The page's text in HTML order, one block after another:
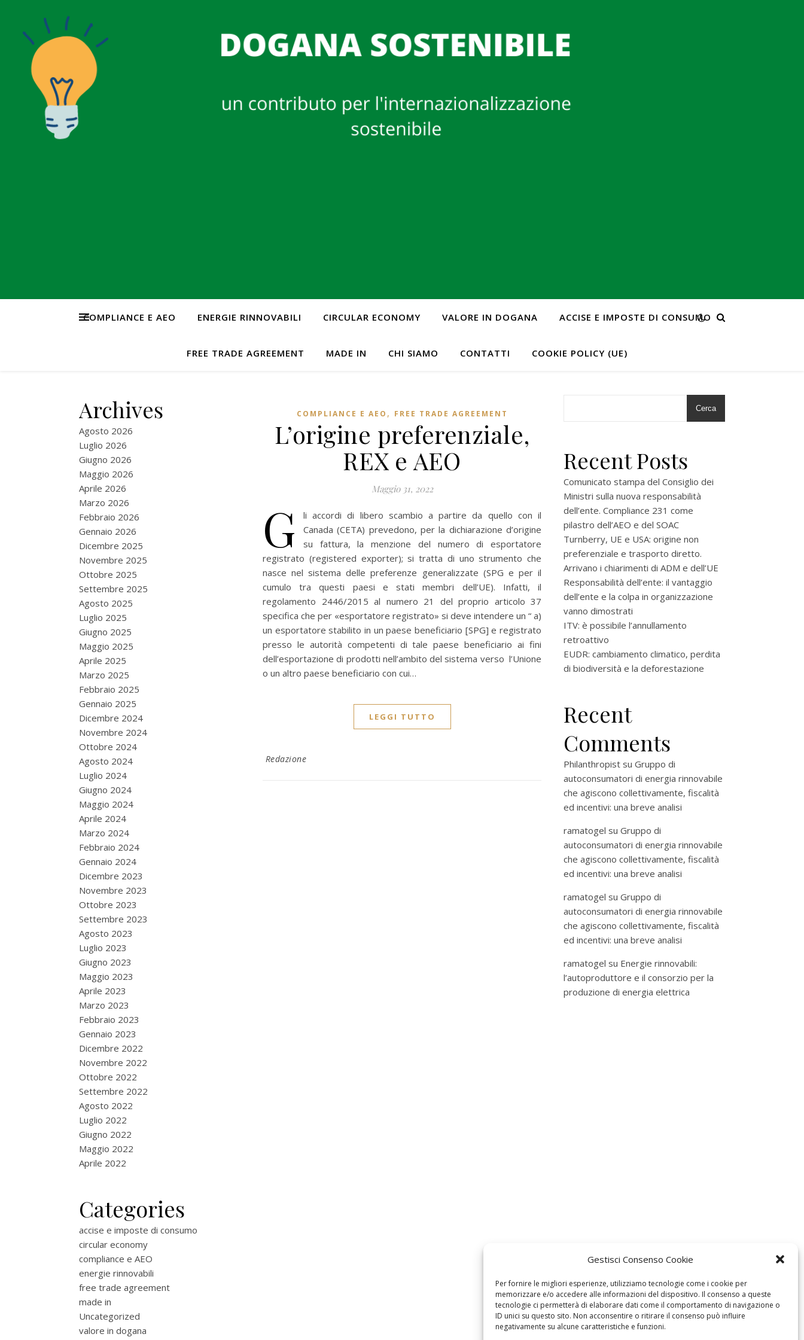
Gestisci Consenso Cookie
Per fornire le migliori esperienze, utilizziamo tecnologie come i cookie per
memorizzare e/o accedere alle informazioni del dispositivo. Il consenso a queste
tecnologie ci permetterà di elaborare dati come il comportamento di navigazione o
ID unici su questo sito. Non acconsentire o ritirare il consenso può influire
negativamente su alcune caratteristiche e funzioni.
COMPLIANCE E AEO ENERGIE RINNOVABILI CIRCULAR ECONOMY VALORE IN DOGANA ACCISE E IMPOSTE DI CONSUMO
FREE TRADE AGREEMENT MADE IN CHI SIAMO CONTATTI COOKIE POLICY (UE)
Archives
Agosto 2026
Luglio 2026
Giugno 2026
Maggio 2026
Aprile 2026
Marzo 2026
Febbraio 2026
Gennaio 2026
Dicembre 2025
Novembre 2025
Ottobre 2025
Settembre 2025
Agosto 2025
Luglio 2025
Giugno 2025
Maggio 2025
Aprile 2025
Marzo 2025
Febbraio 2025
Gennaio 2025
Dicembre 2024
Novembre 2024
Ottobre 2024
Agosto 2024
Luglio 2024
Giugno 2024
Maggio 2024
Aprile 2024
Marzo 2024
Febbraio 2024
Gennaio 2024
Dicembre 2023
Novembre 2023
Ottobre 2023
Settembre 2023
Agosto 2023
Luglio 2023
Giugno 2023
Maggio 2023
Aprile 2023
Marzo 2023
Febbraio 2023
Gennaio 2023
Dicembre 2022
Novembre 2022
Ottobre 2022
Settembre 2022
Agosto 2022
Luglio 2022
Giugno 2022
Maggio 2022
Aprile 2022
Categories
accise e imposte di consumo
circular economy
compliance e AEO
energie rinnovabili
free trade agreement
made in
Uncategorized
valore in dogana
COMPLIANCE E AEO , FREE TRADE AGREEMENT
L’origine preferenziale,
REX e AEO
Maggio 31, 2022
G
li accordi di libero scambio a partire da quello con il
Canada (CETA) prevedono, per la dichiarazione d’origine
su fattura, la menzione del numero di esportatore
registrato (registered exporter); si tratta di uno strumento che
nasce nel sistema delle preferenze generalizzate (SPG e per il
cumulo tra questi paesi e stati membri dell’UE). Infatti, il
regolamento 2446/2015 al numero 21 del proprio articolo 37
specifica che per «esportatore registrato» si deve intendere un “ a)
un esportatore stabilito in un paese beneficiario [SPG] e registrato
presso le autorità competenti di tale paese beneficiario ai fini
dell’esportazione di prodotti nell’ambito del sistema verso l’Unione
o un altro paese beneficiario con cui…
LEGGI TUTTO
Redazione
Cerca
Recent Posts
Comunicato stampa del Consiglio dei
Ministri sulla nuova responsabilità
dell’ente. Compliance 231 come
pilastro dell’AEO e del SOAC
Turnberry, UE e USA: origine non
preferenziale e trasporto diretto.
Arrivano i chiarimenti di ADM e dell’UE
Responsabilità dell’ente: il vantaggio
dell’ente e la colpa in organizzazione
vanno dimostrati
ITV: è possibile l’annullamento
retroattivo
EUDR: cambiamento climatico, perdita
di biodiversità e la deforestazione
Recent
Comments
Philanthropist su Gruppo di
autoconsumatori di energia rinnovabile
che agiscono collettivamente, fiscalità
ed incentivi: una breve analisi
ramatogel su Gruppo di
autoconsumatori di energia rinnovabile
che agiscono collettivamente, fiscalità
ed incentivi: una breve analisi
ramatogel su Gruppo di
autoconsumatori di energia rinnovabile
che agiscono collettivamente, fiscalità
ed incentivi: una breve analisi
ramatogel su Energie rinnovabili:
l’autoproduttore e il consorzio per la
produzione di energia elettrica